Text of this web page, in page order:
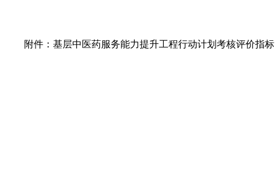
附件：基层中医药服务能力提升工程行动计划考核评价指标